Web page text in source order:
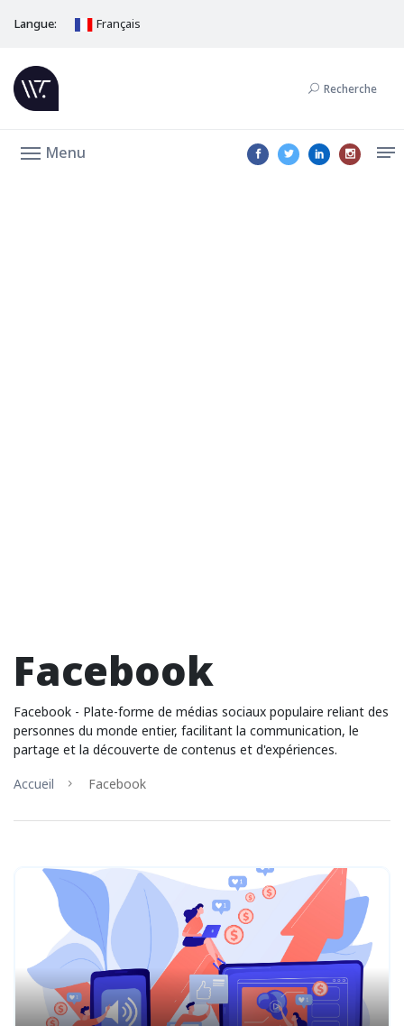
Langue: Français
Recherche
Menu
Facebook
Facebook - Plate-forme de médias sociaux populaire reliant des
personnes du monde entier, facilitant la communication, le
partage et la découverte de contenus et d'expériences.
Accueil
Facebook